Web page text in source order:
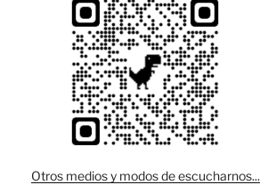
Otros medios y modos de escucharnos...